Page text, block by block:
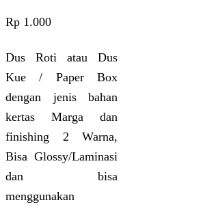
Rp 1.000
Dus Roti atau Dus
Kue / Paper Box
dengan jenis bahan
kertas Marga dan
finishing 2 Warna,
Bisa Glossy/Laminasi
dan bisa
menggunakan